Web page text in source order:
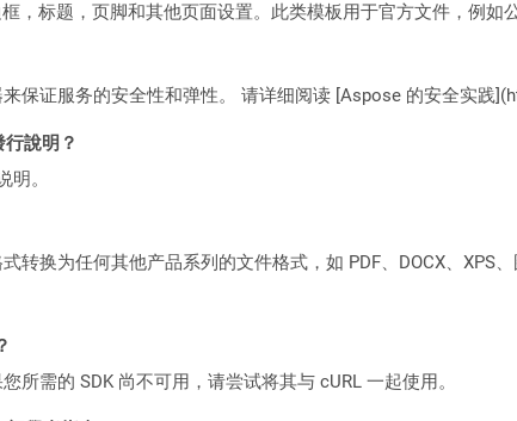
，标题，页脚和其他页面设置。此类模板用于官方文件，例如
保证服务的安全性和弹性。 请详细阅读 [Aspose 的安全实践
說明？
明。
换为任何其他产品系列的文件格式，如 PDF、DOCX、XPS
需的 SDK 尚不可用，请尝试将其与 cURL 一起使用。